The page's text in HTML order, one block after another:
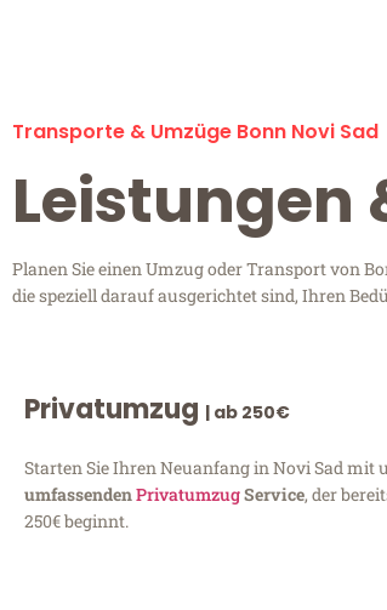
Transporte & Umzüge Bonn Novi Sad
Leistungen
Planen Sie einen Umzug oder Transport von
die speziell darauf ausgerichtet sind, Ihren
Privatumzug | ab 250€
Starten Sie Ihren Neuanfang in Novi Sad mit
umfassendenPrivatumzugService, der
250€ beginnt.